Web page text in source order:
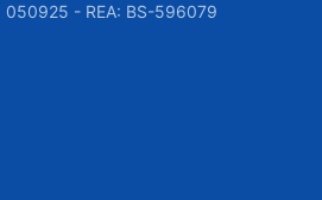
- REA: BS-596079